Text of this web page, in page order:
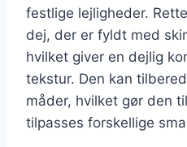
festlige lejligheder.
dej, der er fyldt med
hvilket giver en dejlig
tekstur. Den kan
måder, hvilket gør den
tilpasses forskellige